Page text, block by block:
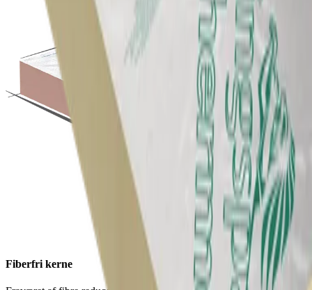
Fiberfri kerne